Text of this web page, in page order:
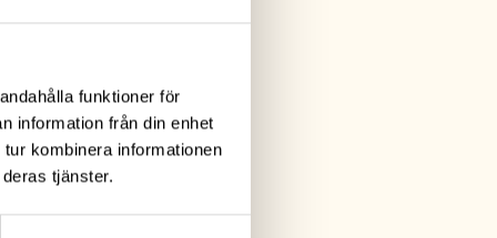
funktioner för
information från din enhet
kombinera informationen
tjänster.